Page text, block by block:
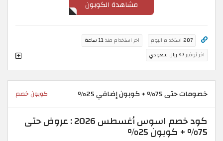
مشاهدة الكوبون
207 استخدام اليوم اخر استخدام منذ11 ساعة
اخر توفير47 ريال سعودي
خصومات حتى 75% + كوبون إضافي 25% كوبون خصم
كود خصم اسوس أغسطس 2026 : عروض حتى
75% + كوبون 25%